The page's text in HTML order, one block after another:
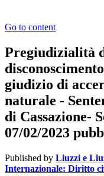
Go to content
Pregiudizialità
giudizio di
naturale -
di Cassazione-
07/02/2023
Published by Liuzzi e
Internazionale: Diritto